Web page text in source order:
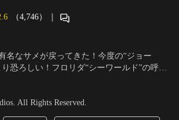
（4,746） ｜
名なサメが戻ってきた！今度の“ジョー
恐ろしい！フロリダ“シーワールド”の呼び
観客が閉じ込められてしまった…。
All Rights Reserved.